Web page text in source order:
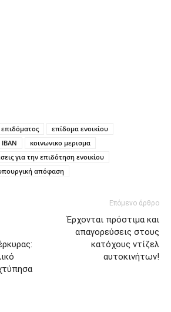
επιδόματος
επίδομα ενοικίου
ΙΒΑΝ
κοινωνικο μερισμα
για την επιδότηση ενοικίου
απόφαση
Επόμενο άρθρο
Έρχονται πρόστιμα και
απαγορεύσεις στους
κατόχους ντίζελ
αυτοκινήτων!